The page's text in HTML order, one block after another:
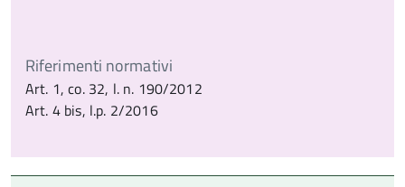
Riferimenti normativi
Art. 1, co. 32, l. n. 190/2012
Art. 4 bis, l.p. 2/2016